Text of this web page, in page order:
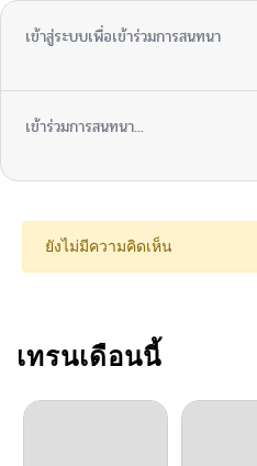
ตอนที่ 31
ตอนที่ 28
ตอนที่ 26
ตอนที่ 25.5
เข้าสู่ระบบเพื่อเข้าร่วมการสนทนา
เข้าร่วมการสนทนา...
ยังไม่มีความคิดเห็น
เทรนเดือนนี้